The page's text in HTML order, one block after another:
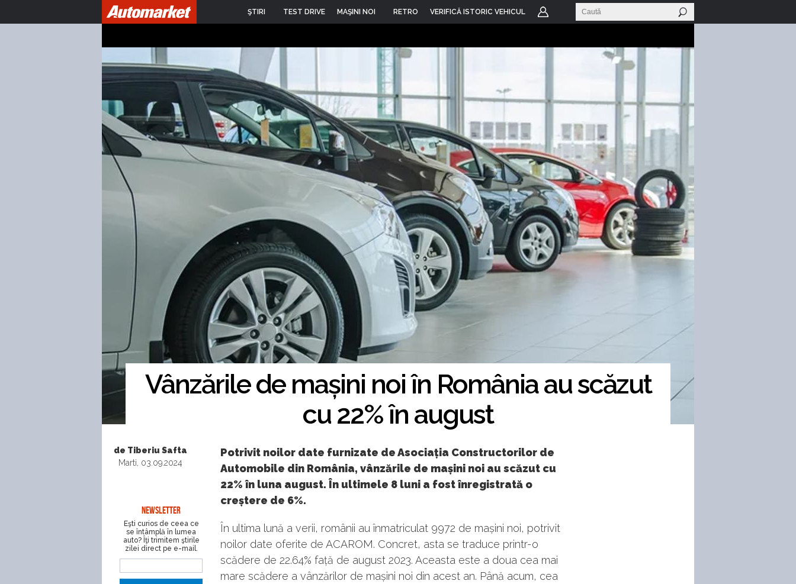
ŞTIRI TEST DRIVE MAŞINI NOI RETRO VERIFICĂ ISTORIC VEHICUL
Vânzările de mașini noi în România au scăzut
cu 22% în august
de Tiberiu Safta
Marti, 03.09.2024
NEWSLETTER
Eşti curios de ceea ce
se întâmplă în lumea
auto? Îţi trimitem ştirile
zilei direct pe e-mail.
Potrivit noilor date furnizate de Asociația Constructorilor de
Automobile din România, vânzările de mașini noi au scăzut cu
22% în luna august. În ultimele 8 luni a fost înregistrată o
creștere de 6%.
În ultima lună a verii, românii au înmatriculat 9972 de mașini noi, potrivit
noilor date oferite de ACAROM. Concret, asta se traduce printr-o
scădere de 22.64% față de august 2023. Aceasta este a doua cea mai
mare scădere a vânzărilor de mașini noi din acest an. Până acum, cea